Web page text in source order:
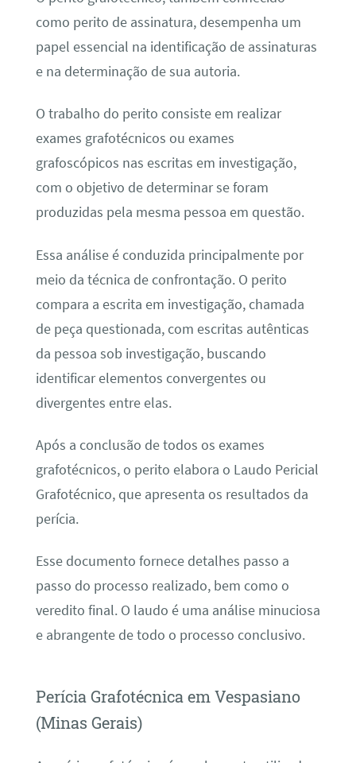
como perito de assinatura, desempenha um
papel essencial na identificação de assinaturas
e na determinação de sua autoria.
O trabalho do perito consiste em realizar
exames grafotécnicos ou exames
grafoscópicos nas escritas em investigação,
com o objetivo de determinar se foram
produzidas pela mesma pessoa em questão.
Essa análise é conduzida principalmente por
meio da técnica de confrontação. O perito
compara a escrita em investigação, chamada
de peça questionada, com escritas autênticas
da pessoa sob investigação, buscando
identificar elementos convergentes ou
divergentes entre elas.
Após a conclusão de todos os exames
grafotécnicos, o perito elabora o Laudo Pericial
Grafotécnico, que apresenta os resultados da
perícia.
Esse documento fornece detalhes passo a
passo do processo realizado, bem como o
veredito final. O laudo é uma análise minuciosa
e abrangente de todo o processo conclusivo.
Perícia Grafotécnica em Vespasiano
(Minas Gerais)